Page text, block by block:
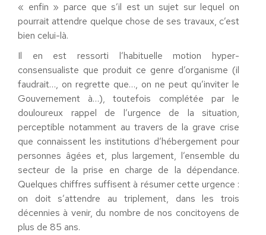
« enfin » parce que s’il est un sujet sur lequel on
pourrait attendre quelque chose de ses travaux, c’est
bien celui-là.
Il en est ressorti l’habituelle motion hyper-
consensualiste que produit ce genre d’organisme (il
faudrait…, on regrette que…, on ne peut qu’inviter le
Gouvernement à…), toutefois complétée par le
douloureux rappel de l’urgence de la situation,
perceptible notamment au travers de la grave crise
que connaissent les institutions d’hébergement pour
personnes âgées et, plus largement, l’ensemble du
secteur de la prise en charge de la dépendance.
Quelques chiffres suffisent à résumer cette urgence :
on doit s’attendre au triplement, dans les trois
décennies à venir, du nombre de nos concitoyens de
plus de 85 ans.